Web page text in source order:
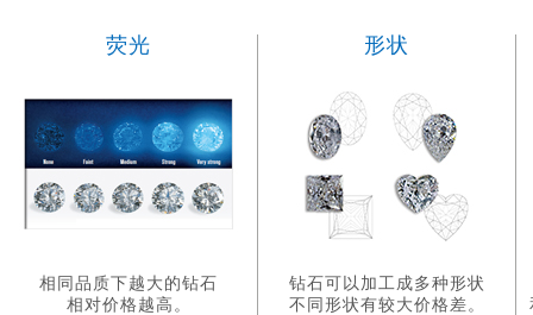
荧光
相同品质下越大的钻石
相对价格越高。
形状
钻石可以加工成多种形状
不同形状有较大价格差。